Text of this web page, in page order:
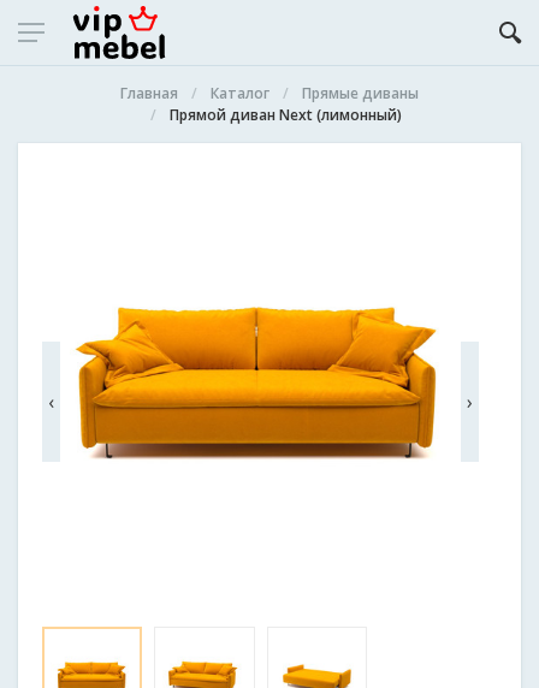
Главная Каталог
Прямые диваны
Прямой диван Next (лимонный)
‹ ›